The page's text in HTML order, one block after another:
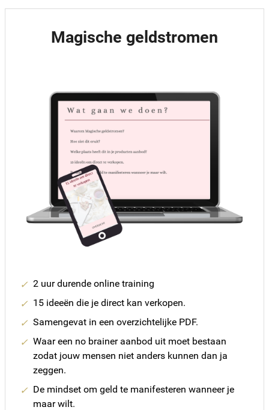
Magische geldstromen
2 uur durende online training
15 ideeën die je direct kan verkopen.
Samengevat in een overzichtelijke PDF.
Waar een no brainer aanbod uit moet bestaan
zodat jouw mensen niet anders kunnen dan ja
zeggen.
De mindset om geld te manifesteren wanneer je
maar wilt.